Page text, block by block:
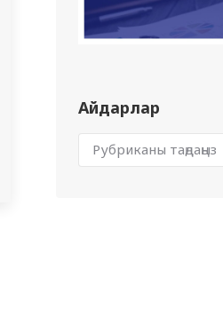
Айдарлар